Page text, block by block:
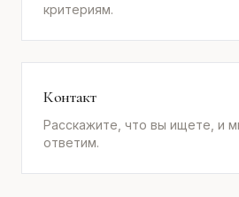
критериям.
Контакт
Расскажите, что вы ищете, и
ответим.